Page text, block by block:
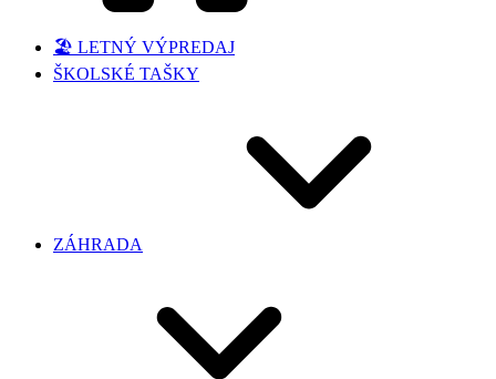
🏖️ LETNÝ VÝPREDAJ
ŠKOLSKÉ TAŠKY
ZÁHRADA